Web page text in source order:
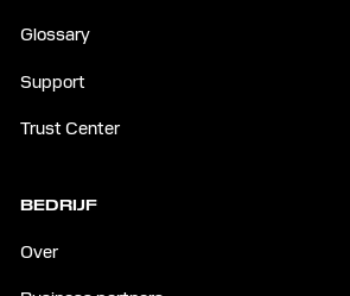
Glossary
Support
Trust Center
BEDRIJF
Over